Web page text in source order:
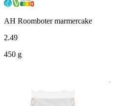
AH Roomboter marmercake
2.49
450 g